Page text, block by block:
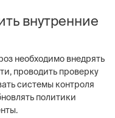
внутренние
необходимо внедрять
проводить проверку
системы контроля
политики